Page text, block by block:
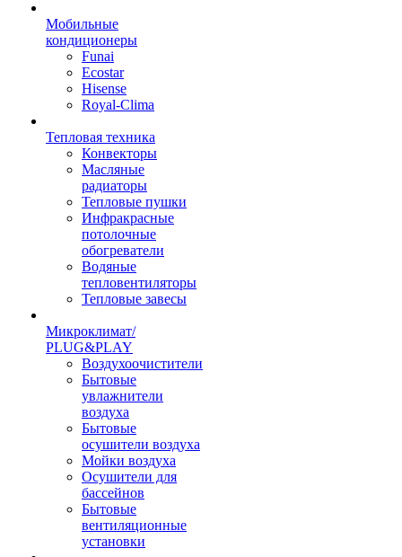
Мобильные
кондиционеры
Funai
Ecostar
Hisense
Royal-Clima
Тепловая техника
Конвекторы
Масляные
радиаторы
Тепловые пушки
Инфракрасные
потолочные
обогреватели
Водяные
тепловентиляторы
Тепловые завесы
Микроклимат/
PLUG&PLAY
Воздухоочистители
Бытовые
увлажнители
воздуха
Бытовые
осушители воздуха
Мойки воздуха
Осушители для
бассейнов
Бытовые
вентиляционные
установки